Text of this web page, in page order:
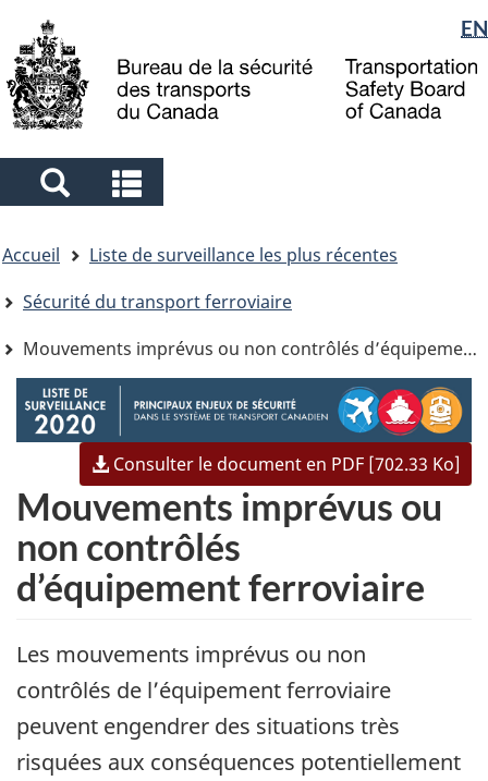
to
main
to
"About
government"
à
la
Sélection
de
la
langue
EN
Search
and
menus
and
menus
êtes
ici
Accueil
Liste de surveillance les plus récentes
Sécurité du transport ferroviaire
Mouvements imprévus ou non contrôlés d’équipement ferroviaire
Image
Consulter le document en PDF [702.33 Ko]
Mouvements imprévus ou
non contrôlés
d’équipement ferroviaire
Les mouvements imprévus ou non
contrôlés de l’équipement ferroviaire
peuvent engendrer des situations très
risquées aux conséquences potentiellement